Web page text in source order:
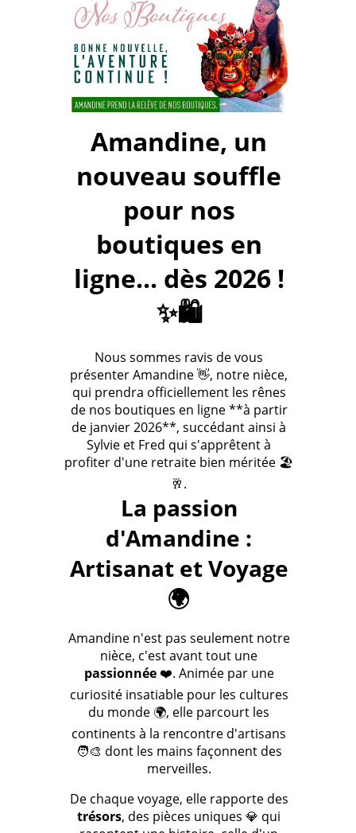
Amandine, un
nouveau souffle
pour nos
boutiques en
ligne... dès 2026 !
✨🛍️
Nous sommes ravis de vous
présenter Amandine 👋, notre nièce,
qui prendra officiellement les rênes
de nos boutiques en ligne **à partir
de janvier 2026**, succédant ainsi à
Sylvie et Fred qui s'apprêtent à
profiter d'une retraite bien méritée 🏖️
🥂.
La passion
d'Amandine :
Artisanat et Voyage
🌍
Amandine n'est pas seulement notre
nièce, c'est avant tout une
passionnée❤️. Animée par une
curiosité insatiable pour les cultures
du monde 🌍, elle parcourt les
continents à la rencontre d'artisans
🧑‍🎨 dont les mains façonnent des
merveilles.
De chaque voyage, elle rapporte des
trésors, des pièces uniques 💎 qui